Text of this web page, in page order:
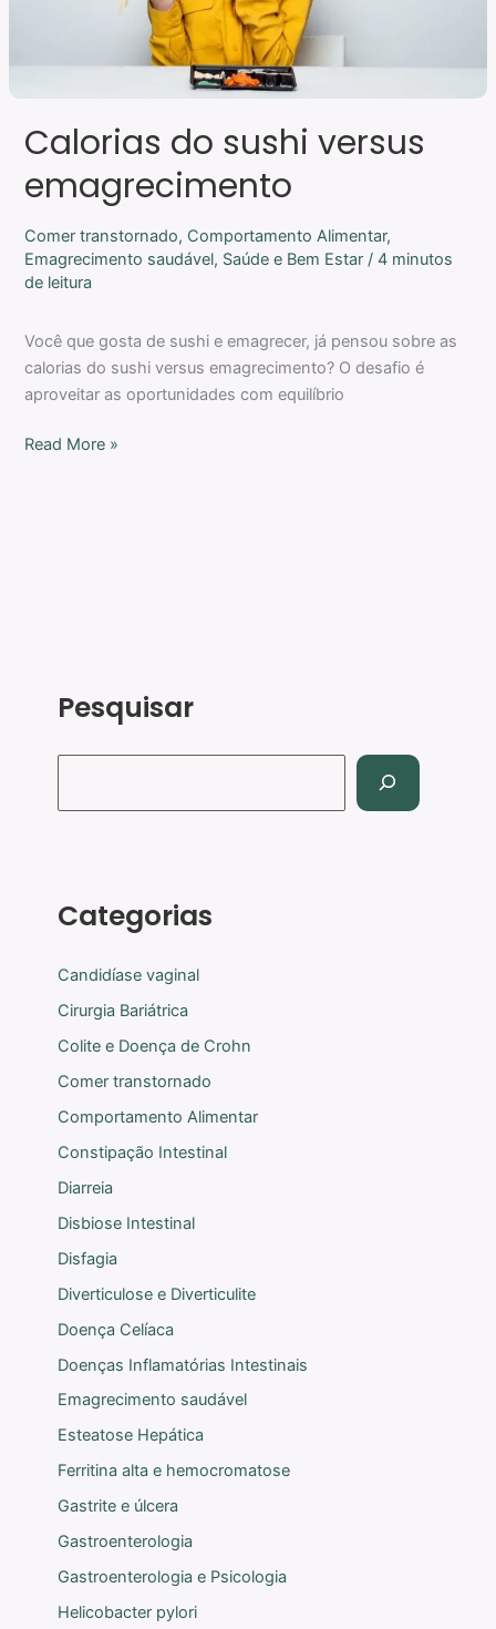
Calorias do sushi versus
emagrecimento
Comer transtornado, Comportamento Alimentar,
Emagrecimento saudável, Saúde e Bem Estar /4 minutos
de leitura
Você que gosta de sushi e emagrecer, já pensou sobre as
calorias do sushi versus emagrecimento? O desafio é
aproveitar as oportunidades com equilíbrio
Read More »
Pesquisar
Categorias
Candidíase vaginal
Cirurgia Bariátrica
Colite e Doença de Crohn
Comer transtornado
Comportamento Alimentar
Constipação Intestinal
Diarreia
Disbiose Intestinal
Disfagia
Diverticulose e Diverticulite
Doença Celíaca
Doenças Inflamatórias Intestinais
Emagrecimento saudável
Esteatose Hepática
Ferritina alta e hemocromatose
Gastrite e úlcera
Gastroenterologia
Gastroenterologia e Psicologia
Helicobacter pylori